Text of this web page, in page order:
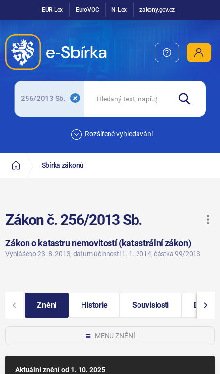
EUR-Lex EuroVOC N-Lex zakony.gov.cz
256/2013 Sb.
Rozšířené vyhledávání
Sbírka zákonů
Zákon č. 256/2013 Sb.
Zákon o katastru nemovitostí (katastrální zákon)
Vyhlášeno 23. 8. 2013, datum účinnosti 1. 1. 2014, částka 99/2013
Znění Historie Souvislosti Další
MENU ZNĚNÍ
Aktuální zněníod 1. 10. 2025